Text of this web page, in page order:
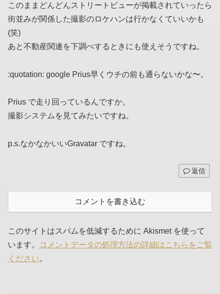
このままどんどんストリートビューが掲載されていったら
街並みが関係した撮影のロケハンは行かなくていいかも
(笑)
あと不動産関連を下調べするときにも使えそうですね。
:quotation: google Prius早くウチの前も通らないかな〜。
Prius で走り回っているんですか。
撮影システムを見てみたいですね。
p.s.なかなかいいGravatar ですね。
返信
コメントを書き込む
このサイトはスパムを低減するために Akismet を使って
います。
コメントデータの処理方法の詳細はこちらをご覧
ください。